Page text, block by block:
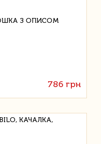
786 грн
КАЧАЛКА,